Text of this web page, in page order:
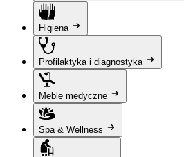
Higiena
Profilaktyka i diagnostyka
Meble medyczne
Spa & Wellness